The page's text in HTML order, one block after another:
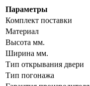
Параметры
Комплект поставки
Материал
Высота мм.
Ширина мм.
Тип открывания двери
Тип погонажа